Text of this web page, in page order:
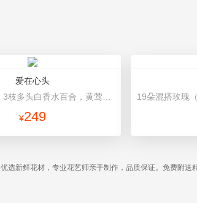
爱在心头
¥249
选新鲜花材，专业花艺师亲手制作，品质保证。免费附